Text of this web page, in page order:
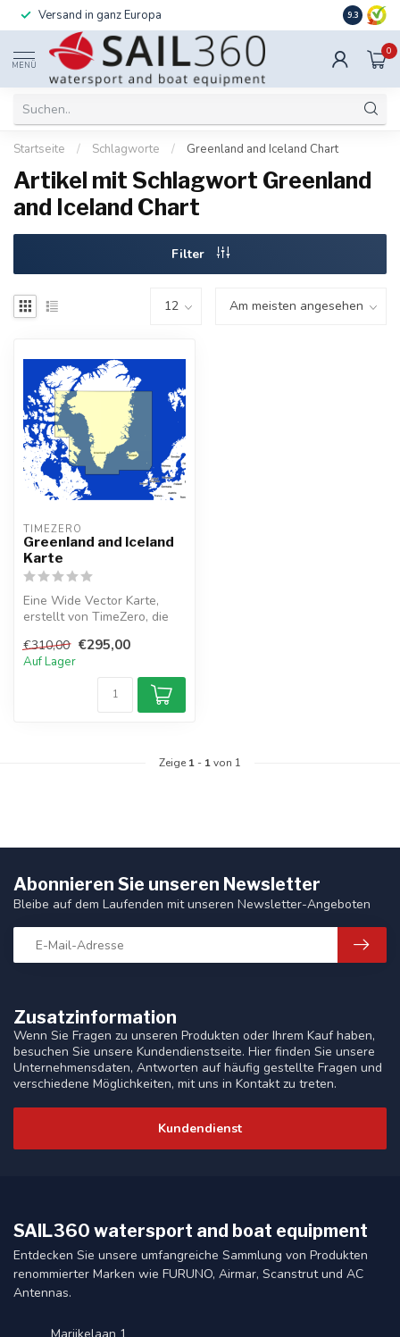
Versand in ganz Europa 9.3
MENÜ
0
Startseite / Schlagworte / Greenland and Iceland Chart
Artikel mit Schlagwort Greenland
and Iceland Chart
Filter
TIMEZERO
Greenland and Iceland
Karte
Eine Wide Vector Karte,
erstellt von TimeZero, die
Ge...
€310,00 €295,00
Auf Lager
Zeige 1 - 1von 1
Zusatzinformation
Wenn Sie Fragen zu unseren Produkten oder Ihrem Kauf haben,
besuchen Sie unsere Kundendienstseite. Hier finden Sie unsere
Unternehmensdaten, Antworten auf häufig gestellte Fragen und
verschiedene Möglichkeiten, mit uns in Kontakt zu treten.
Kundendienst
Abonnieren Sie unseren Newsletter
Bleibe auf dem Laufenden mit unseren Newsletter-Angeboten
SAIL360 watersport and boat equipment
Entdecken Sie unsere umfangreiche Sammlung von Produkten
renommierter Marken wie FURUNO, Airmar, Scanstrut und AC
Antennas.